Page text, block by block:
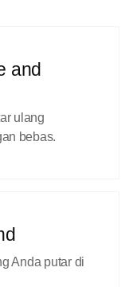
and
ulang
bebas.
Anda putar di